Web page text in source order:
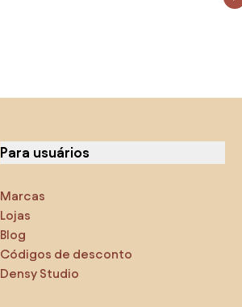
Para usuários
Marcas
Lojas
Blog
Códigos de desconto
Densy Studio